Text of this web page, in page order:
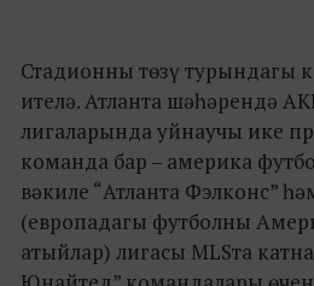
Стадионны төзү турындагы
ителә. Атланта шәһәрендә
лигаларында уйнаучы ике
команда бар – америка
вәкиле “Атланта Фэлконс”
(европадагы футболны
атыйлар) лигасы MLSта